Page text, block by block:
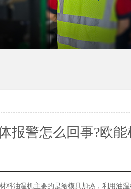
报警怎么回事?欧
油温机主要的是给模具加热，利用油